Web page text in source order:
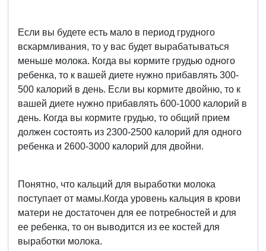
Если вы будете есть мало в период грудного
вскармливания, то у вас будет вырабатываться
меньше молока. Когда вы кормите грудью одного
ребенка, то к вашей диете нужно прибавлять 300-
500 калорий в день. Если вы кормите двойню, то к
вашей диете нужно прибавлять 600-1000 калорий в
день. Когда вы кормите грудью, то общий прием
должен состоять из 2300-2500 калорий для одного
ребенка и 2600-3000 калорий для двойни.
Понятно, что кальций для выработки молока
поступает от мамы.Когда уровень кальция в крови
матери не достаточен для ее потребностей и для
ее ребенка, то он выводится из ее костей для
выработки молока.